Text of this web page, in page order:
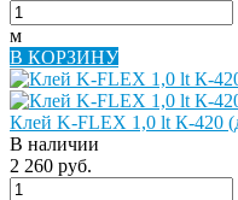
м
В КОРЗИНУ
Клей K-FLEX 1,0 lt К-420
В наличии
2 260 руб.